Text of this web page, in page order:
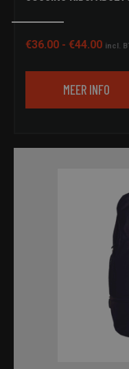
€36.00 - €44.00 incl.
MEER INFO